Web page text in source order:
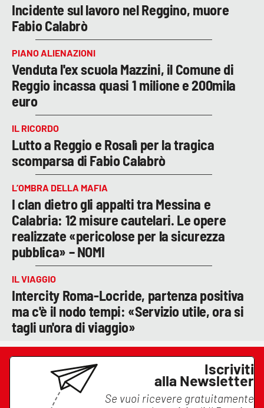
COSENZACHANNEL.IT
ILVIBONESE.IT
CATANZAROCHANNEL.IT
LACAPITALENEWS.IT
ANDROID
APPLE
Incidente sul lavoro nel Reggino, muore
Fabio Calabrò
PIANO ALIENAZIONI
Venduta l'ex scuola Mazzini, il Comune di
Reggio incassa quasi 1 milione e 200mila
euro
IL RICORDO
Lutto a Reggio e Rosalì per la tragica
scomparsa di Fabio Calabrò
L’OMBRA DELLA MAFIA
I clan dietro gli appalti tra Messina e
Calabria: 12 misure cautelari. Le opere
realizzate «pericolose per la sicurezza
pubblica» – NOMI
IL VIAGGIO
Intercity Roma-Locride, partenza positiva
ma c'è il nodo tempi: «Servizio utile, ora si
tagli un'ora di viaggio»
Iscriviti
alla Newsletter
Se vuoi ricevere gratuitamente